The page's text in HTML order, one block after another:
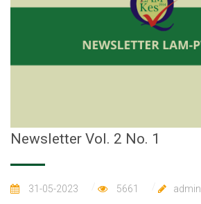
Newsletter Vol. 2 No. 1
31-05-2023 5661 admin